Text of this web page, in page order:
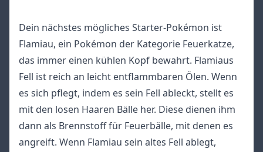
Dein nächstes mögliches Starter-Pokémon ist
Flamiau, ein Pokémon der Kategorie Feuerkatze,
das immer einen kühlen Kopf bewahrt. Flamiaus
Fell ist reich an leicht entflammbaren Ölen. Wenn
es sich pflegt, indem es sein Fell ableckt, stellt es
mit den losen Haaren Bälle her. Diese dienen ihm
dann als Brennstoff für Feuerbälle, mit denen es
angreift. Wenn Flamiau sein altes Fell ablegt,